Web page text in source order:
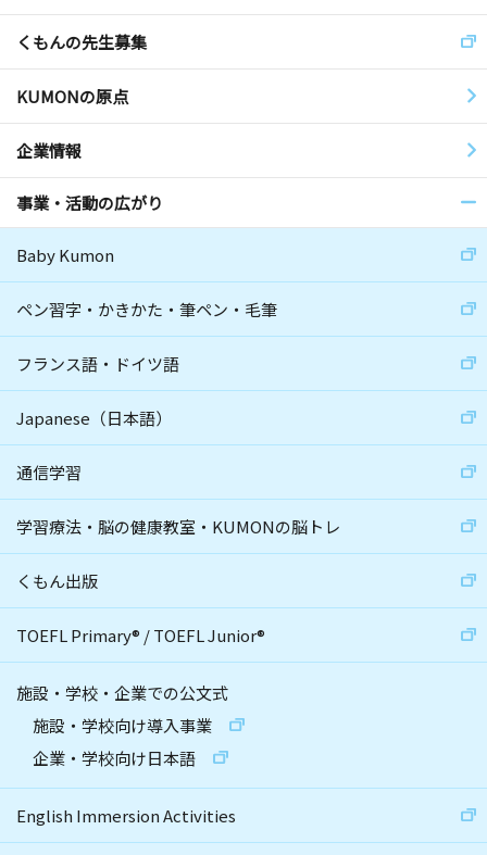
くもんの先生募集
KUMONの原点
企業情報
事業・活動の広がり
Baby Kumon
ペン習字・かきかた・筆ペン・毛筆
フランス語・ドイツ語
Japanese（日本語）
通信学習
学習療法・脳の健康教室・KUMONの脳トレ
くもん出版
TOEFL Primary® /TOEFL Junior®
施設・学校・企業での公文式
施設・学校向け導入事業
企業・学校向け日本語
English Immersion Activities